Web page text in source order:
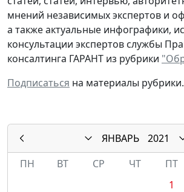
мнений независимых экспертов и
а также актуальные инфографики,
консультации экспертов службы
консалтинга ГАРАНТ из рубрики
Подписаться на материалы рубрики.
ЯНВАРЬ
2021
ПН
ВТ СР ЧТ ПТ
1